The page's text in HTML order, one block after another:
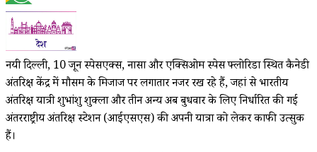
नयी दिल्ली, 10 जून स्पेसएक्स, नासा और एक्सिओम स्पेस फ्लोरिडा स्थित कैनेडी
अंतरिक्ष केंद्र में मौसम के मिजाज पर लगातार नजर रख रहे हैं, जहां से भारतीय
अंतरिक्ष यात्री शुभांशु शुक्ला और तीन अन्य अब बुधवार के लिए निर्धारित की गई
अंतरराष्ट्रीय अंतरिक्ष स्टेशन (आईएसएस) की अपनी यात्रा को लेकर काफी उत्सुक
हैं।